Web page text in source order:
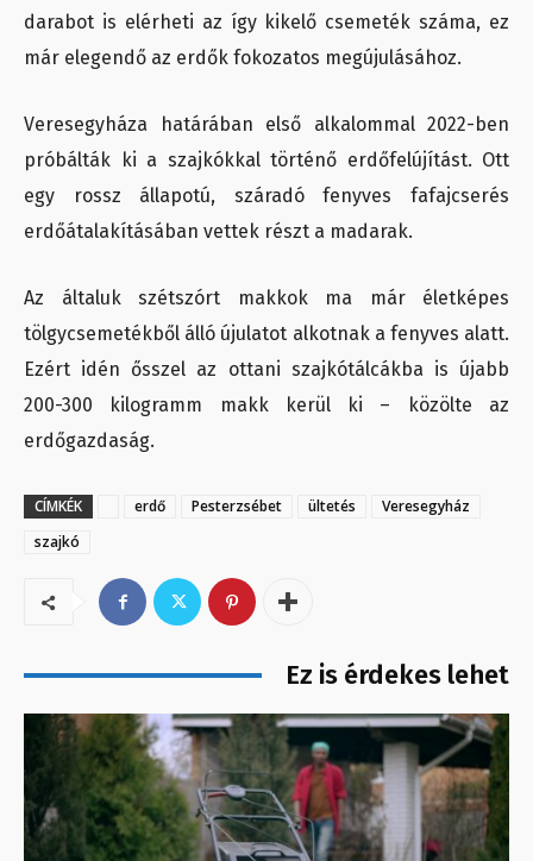
darabot is elérheti az így kikelő csemeték száma, ez
már elegendő az erdők fokozatos megújulásához.
Veresegyháza határában első alkalommal 2022-ben
próbálták ki a szajkókkal történő erdőfelújítást. Ott
egy rossz állapotú, száradó fenyves fafajcserés
erdőátalakításában vettek részt a madarak.
Az általuk szétszórt makkok ma már életképes
tölgycsemetékből álló újulatot alkotnak a fenyves alatt.
Ezért idén ősszel az ottani szajkótálcákba is újabb
200-300 kilogramm makk kerül ki – közölte az
erdőgazdaság.
CÍMKÉK erdő Pesterzsébet ültetés
Veresegyház
szajkó
Ez is érdekes lehet